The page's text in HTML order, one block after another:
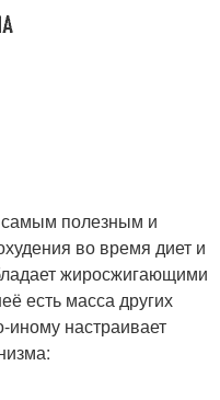
самым полезным и
во время диет и
жиросжигающими
есть масса других
настраивает